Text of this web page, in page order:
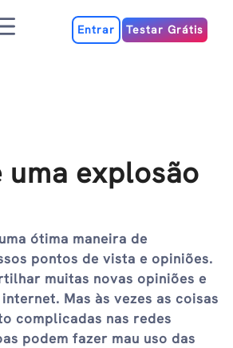
MenuEntrar Testar Grátis
uma explosão
ótima maneira de
pontos de vista e opiniões.
muitas novas opiniões e
Mas às vezes as coisas
complicadas nas redes
podem fazer mau uso das